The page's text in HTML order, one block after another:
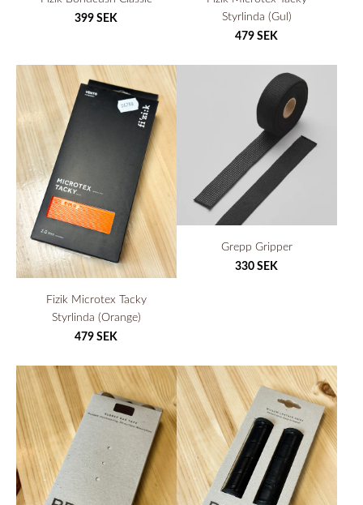
399 SEK
Styrlinda (Gul)
479 SEK
Fizik Microtex Tacky
Styrlinda (Orange)
479 SEK
Grepp Gripper
330 SEK